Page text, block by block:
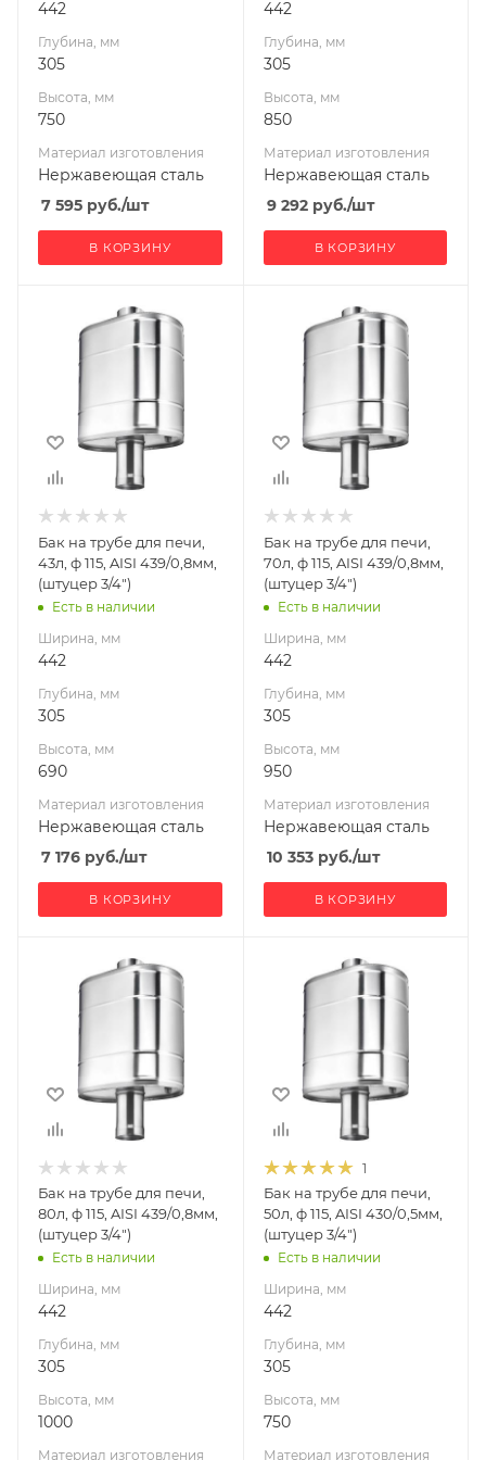
442
Глубина, мм
305
Высота, мм
750
Материал изготовления
Нержавеющая сталь
7 595 руб./шт
В КОРЗИНУ
442
Глубина, мм
305
Высота, мм
850
Материал изготовления
Нержавеющая сталь
9 292руб./шт
В КОРЗИНУ
Ширина, мм
Глубина, мм
Высота, мм
690
Материал
Нержавеющая
сталь
Диаметр дымохода,
мм
Производитель
Бак на трубе для печи,
43л, ф 115, AISI 439/0,8мм,
(штуцер 3/4")
Есть в наличии
Ширина, мм
442
Глубина, мм
305
Высота, мм
690
Материал изготовления
Нержавеющая сталь
7 176 руб./шт
В КОРЗИНУ
Ширина, мм
Глубина, мм
Высота, мм
950
Материал
Нержавеющая
сталь
Диаметр дымохода,
мм
Бак на трубе для печи,
70л, ф 115, AISI 439/0,8мм,
(штуцер 3/4")
Есть в наличии
Ширина, мм
442
Глубина, мм
305
Высота, мм
950
Материал изготовления
Нержавеющая сталь
10 353руб./шт
В КОРЗИНУ
Ширина, мм
Глубина, мм
Высота, мм
1000
Материал
Нержавеющая
сталь
Диаметр дымохода,
мм
Бак на трубе для печи,
80л, ф 115, AISI 439/0,8мм,
(штуцер 3/4")
Есть в наличии
Ширина, мм
442
Глубина, мм
305
Высота, мм
1000
Материал изготовления
Ширина, мм
Глубина, мм
Высота, мм
750
Материал
Нержавеющая
сталь
Диаметр дымохода,
мм
Производитель
1
Бак на трубе для печи,
50л, ф 115, AISI 430/0,5мм,
(штуцер 3/4")
Есть в наличии
Ширина, мм
442
Глубина, мм
305
Высота, мм
750
Материал изготовления